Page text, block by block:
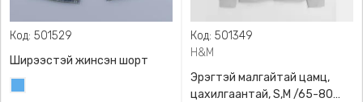
Код: 501529
Ширээстэй жинсэн шорт
Код: 501349
H&M
Эрэгтэй малгайтай цамц,
цахилгаантай, S,M /65-80